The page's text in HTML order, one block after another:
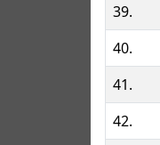
39.
40.
41.
42.